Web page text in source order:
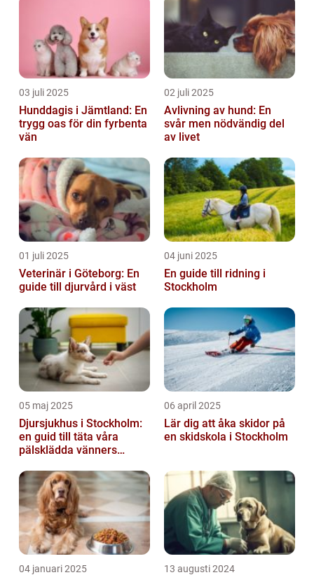
03 juli 2025
Hunddagis i Jämtland: En
trygg oas för din fyrbenta
vän
02 juli 2025
Avlivning av hund: En
svår men nödvändig del
av livet
01 juli 2025
Veterinär i Göteborg: En
guide till djurvård i väst
04 juni 2025
En guide till ridning i
Stockholm
05 maj 2025
Djursjukhus i Stockholm:
en guid till täta våra
pälsklädda vänners
06 april 2025
Lär dig att åka skidor på
en skidskola i Stockholm
04 januari 2025 13 augusti 2024